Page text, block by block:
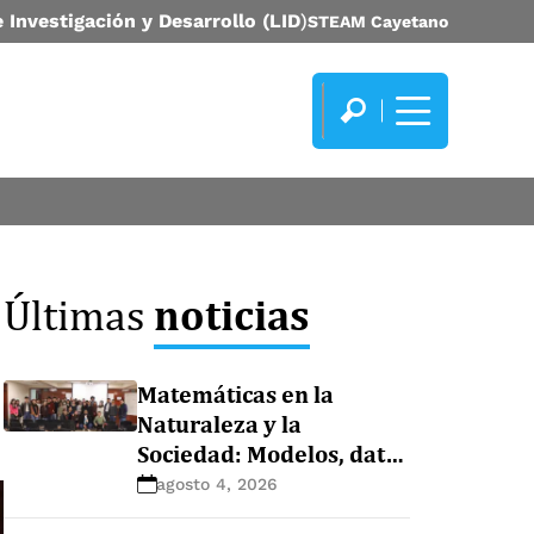
Investigación y Desarrollo (LID)STEAM Cayetano
Últimas noticias
Matemáticas en la
Naturaleza y la
Sociedad: Modelos, datos
y ecosistemas
agosto 4, 2026